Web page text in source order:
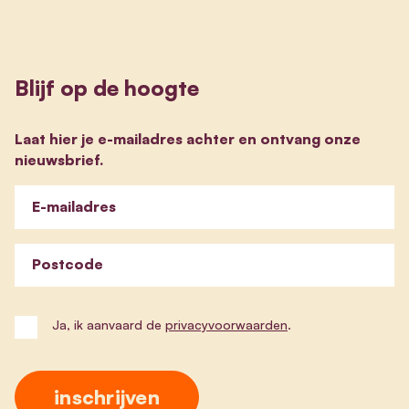
Blijf op de hoogte
Laat hier je e-mailadres achter en ontvang onze
nieuwsbrief.
E-mailadres
Postcode
Ja, ik aanvaard de privacyvoorwaarden.